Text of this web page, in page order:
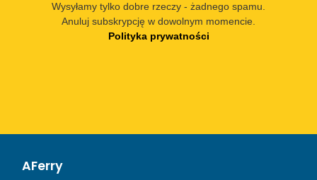
Wysyłamy tylko dobre rzeczy - żadnego spamu.
Anuluj subskrypcję w dowolnym momencie.
Polityka prywatności
AFerry